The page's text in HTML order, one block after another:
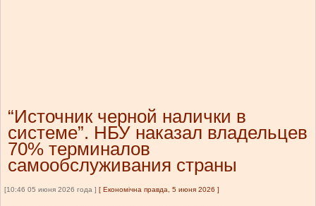
“Источник черной налички в
системе”. НБУ наказал владельцев
70% терминалов
самообслуживания страны
[10:46 05 июня 2026 года ] [ Економічна правда, 5 июня 2026 ]